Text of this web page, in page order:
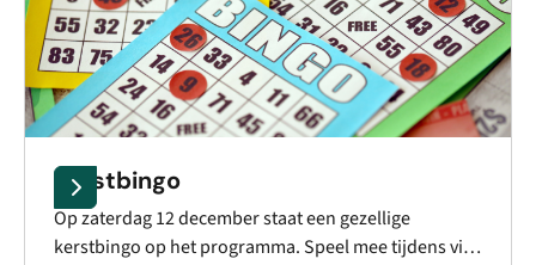
Kerstbingo
Op zaterdag 12 december staat een gezellige
kerstbingo op het programma. Speel mee tijdens vijf